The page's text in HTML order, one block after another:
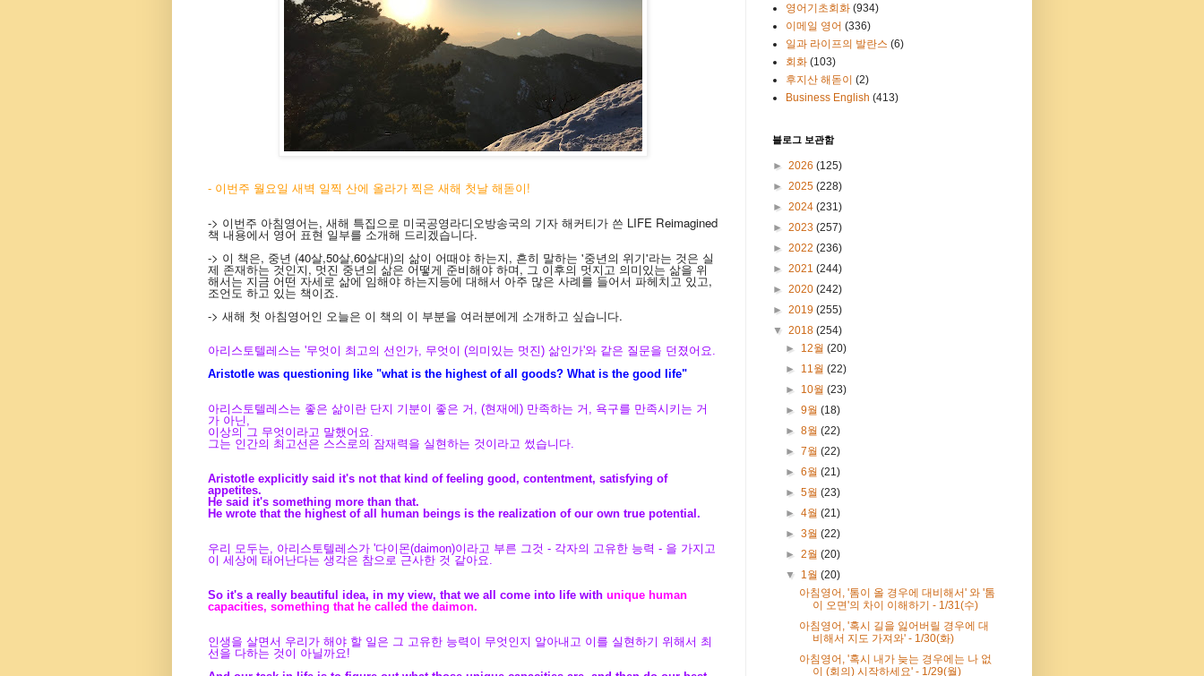
- 이번주 월요일 새벽 일찍 산에 올라가 찍은 새해 첫날 해돋이!
-> 이번주 아침영어는, 새해 특집으로 미국공영라디오방송국의 기자 해커티가 쓴 LIFE Reimagined
책 내용에서 영어 표현 일부를 소개해 드리겠습니다.
-> 이 책은, 중년 (40살,50살,60살대)의 삶이 어때야 하는지, 흔히 말하는 '중년의 위기'라는 것은 실
제 존재하는 것인지, 멋진 중년의 삶은 어떻게 준비해야 하며, 그 이후의 멋지고 의미있는 삶을 위
해서는 지금 어떤 자세로 삶에 임해야 하는지등에 대해서 아주 많은 사례를 들어서 파헤치고 있고,
조언도 하고 있는 책이죠.
-> 새해 첫 아침영어인 오늘은 이 책의 이 부분을 여러분에게 소개하고 싶습니다.
아리스토텔레스는 '무엇이 최고의 선인가, 무엇이 (의미있는 멋진) 삶인가'와 같은 질문을 던졌어요.
Aristotle was questioning like "what is the highest of all goods? What is the good life"
아리스토텔레스는 좋은 삶이란 단지 기분이 좋은 거, (현재에) 만족하는 거, 욕구를 만족시키는 거
가 아닌,
이상의 그 무엇이라고 말했어요.
그는 인간의 최고선은 스스로의 잠재력을 실현하는 것이라고 썼습니다.
Aristotle explicitly said it's not that kind of feeling good, contentment, satisfying of
appetites.
He said it's something more than that.
He wrote that the highest of all human beings is the realization of our own true potential.
우리 모두는, 아리스토텔레스가 '다이몬(daimon)이라고 부른 그것 - 각자의 고유한 능력 - 을 가지고
이 세상에 태어난다는 생각은 참으로 근사한 것 같아요.
So it's a really beautiful idea, in my view, that we all come into life with unique human
capacities, something that he called the daimon.
인생을 살면서 우리가 해야 할 일은 그 고유한 능력이 무엇인지 알아내고 이를 실현하기 위해서 최
선을 다하는 것이 아닐까요!
영어기초회화 (934)
이메일 영어 (336)
일과 라이프의 발란스 (6)
회화 (103)
후지산 해돋이 (2)
Business English (413)
블로그 보관함
► 2026 (125)
► 2025 (228)
► 2024 (231)
► 2023 (257)
► 2022 (236)
► 2021 (244)
► 2020 (242)
► 2019 (255)
▼ 2018 (254)
► 12월(20)
► 11월(22)
► 10월(23)
►9월(18)
►8월(22)
►7월(22)
►6월(21)
►5월(23)
►4월(21)
►3월(22)
►2월(20)
▼ 1월(20)
아침영어, '톰이 올 경우에 대비해서' 와 '톰
이 오면'의 차이 이해하기 - 1/31(수)
아침영어, '혹시 길을 잃어버릴 경우에 대
비해서 지도 가져와' - 1/30(화)
아침영어, '혹시 내가 늦는 경우에는 나 없
이 (회의) 시작하세요' - 1/29(월)